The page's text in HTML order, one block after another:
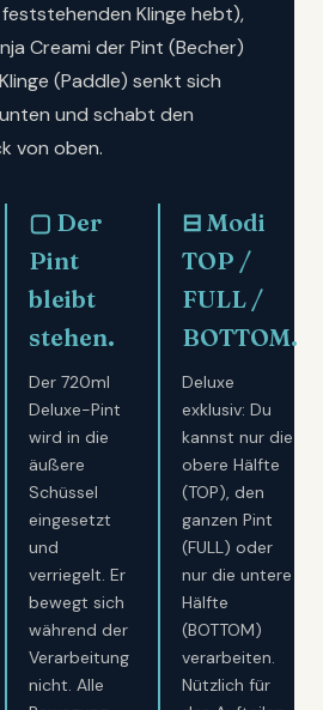
Klinge hebt),
Creami der Pint (Becher)
(Paddle) senkt sich
und schabt den
von oben.
▢ Der
Pint
bleibt
stehen.
Der 720ml
Deluxe-Pint
wird in die
äußere
Schüssel
eingesetzt
und
verriegelt. Er
bewegt sich
während der
Verarbeitung
nicht. Alle
⊟ Modi
TOP /
FULL /
BOTTOM.
Deluxe
exklusiv: Du
kannst nur die
obere Hälfte
(TOP), den
ganzen Pint
(FULL) oder
nur die untere
Hälfte
(BOTTOM)
verarbeiten.
Nützlich für